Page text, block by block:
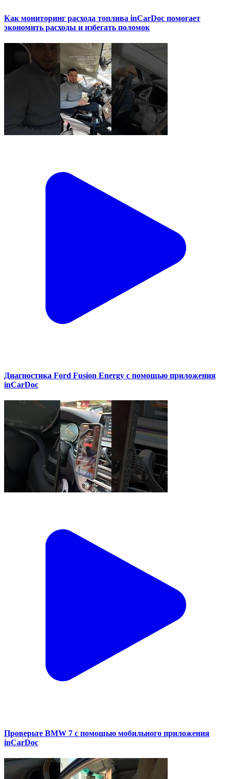
Как мониторинг расхода топлива inCarDoc помогает
экономить расходы и избегать поломок
Диагностика Ford Fusion Energy с помощью приложения
inCarDoc
Проверьте BMW 7 с помощью мобильного приложения
inCarDoc